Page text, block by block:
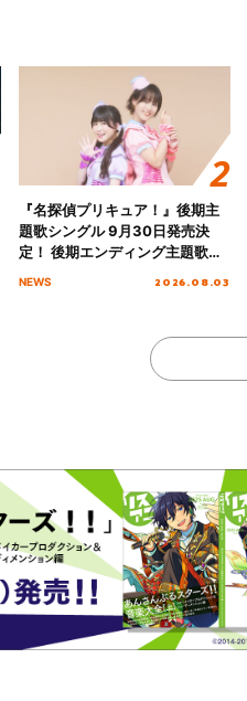
『名探偵プリキュア！』後期主
題歌シングル 9月30日発売決
定！ 後期エンディング主題歌
NEWS 2026.08.03